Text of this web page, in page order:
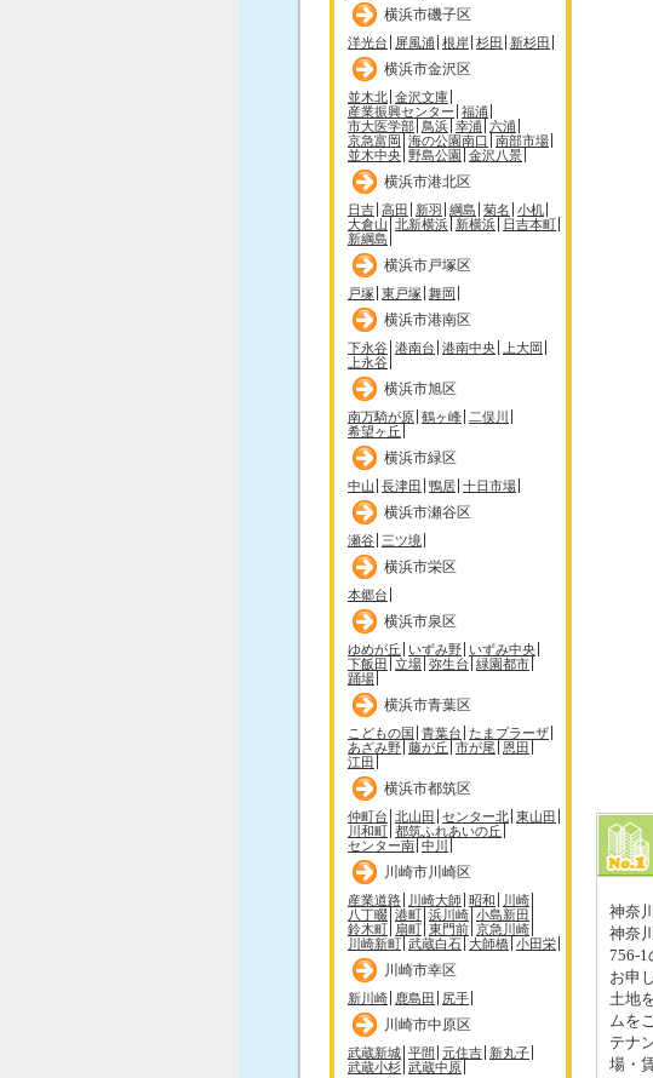
横浜市磯子区
洋光台 屏風浦 根岸 杉田 新杉田
横浜市金沢区
並木北 金沢文庫
産業振興センター 福浦
市大医学部 鳥浜 幸浦 六浦
京急富岡 海の公園南口
南部市場
並木中央 野島公園 金沢八景
横浜市港北区
日吉 高田 新羽 綱島 菊名 小机
大倉山 北新横浜 新横浜 日吉本町
新綱島
横浜市戸塚区
戸塚 東戸塚 舞岡
横浜市港南区
下永谷 港南台 港南中央
上大岡
上永谷
横浜市旭区
南万騎が原 鶴ヶ峰 二俣川
希望ヶ丘
横浜市緑区
中山 長津田 鴨居 十日市場
横浜市瀬谷区
瀬谷 三ツ境
横浜市栄区
本郷台
横浜市泉区
ゆめが丘 いずみ野 いずみ中央
下飯田 立場 弥生台 緑園都市
踊場
横浜市青葉区
こどもの国 青葉台 たまプラーザ
あざみ野 藤が丘 市が尾
恩田
江田
横浜市都筑区
仲町台 北山田 センター北 東山田
川和町 都筑ふれあいの丘
センター南 中川
川崎市川崎区
産業道路 川崎大師 昭和
川崎
八丁畷 港町 浜川崎 小島新田
鈴木町 扇町 東門前 京急川崎
川崎新町 武蔵白石 大師橋 小田栄
川崎市幸区
新川崎 鹿島田 尻手
川崎市中原区
武蔵新城 平間 元住吉 新丸子
武蔵小杉 武蔵中原
神奈
神奈
756-1
お申
土地
ムを
テナ
場・